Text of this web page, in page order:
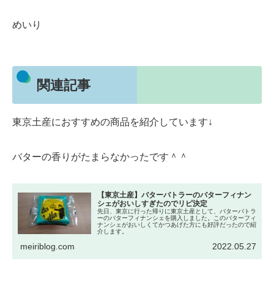
めいり
関連記事
東京土産におすすめの商品を紹介しています↓
バターの香りがたまらなかったです＾＾
【東京土産】バターバトラーのバターフィナン
シェがおいしすぎたのでリピ決定
先日、東京に行った帰りに東京土産として、バターバトラ
ーのバターフィナンシェを購入しました。このバターフィ
ナンシェがおいしくてかつあげた方にも好評だったので紹
介します。
meiriblog.com 2022.05.27